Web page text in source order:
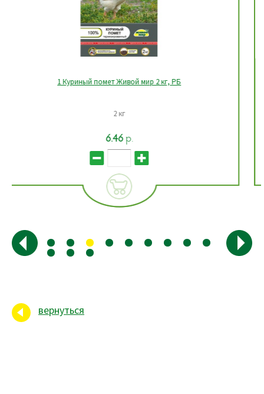
1 Удобрение для декоративно-лиственных комнатных
Объем 0,5 л
5.03
вернуться